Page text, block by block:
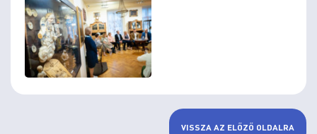
VISSZA AZ ELŐZŐ OLDALRA